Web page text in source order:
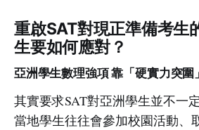
重啟SAT對現正準備考生
生要如何應對？
亞洲學生數理強項 靠「硬實力突圍」
其實要求SAT對亞洲學生並不一
當地學生往往會參加校園活動、